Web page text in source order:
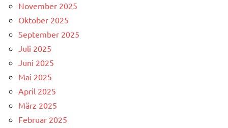
November 2025
Oktober 2025
September 2025
Juli 2025
Juni 2025
Mai 2025
April 2025
März 2025
Februar 2025